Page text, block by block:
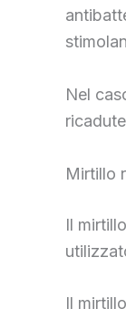
Nel
Mirtillo
Il
Il